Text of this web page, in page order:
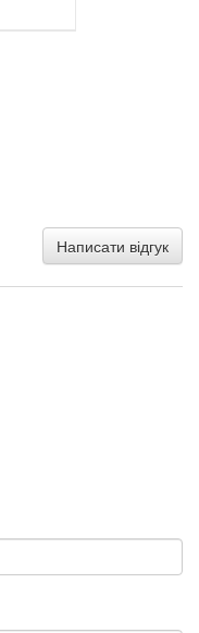
Написати відгук